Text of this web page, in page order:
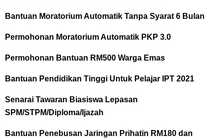
Bantuan Moratorium Automatik Tanpa Syarat 6 Bulan
Permohonan Moratorium Automatik PKP 3.0
Permohonan Bantuan RM500 Warga Emas
Bantuan Pendidikan Tinggi Untuk Pelajar IPT 2021
Senarai Tawaran Biasiswa Lepasan
SPM/STPM/Diploma/Ijazah
Bantuan Penebusan Jaringan Prihatin RM180 dan